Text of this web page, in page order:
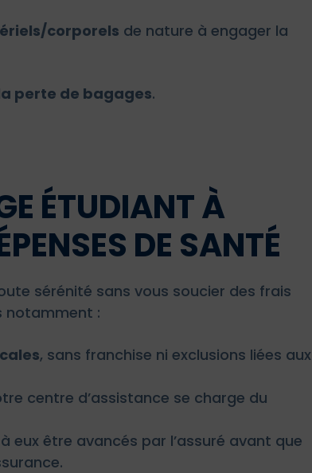
corporels de nature à engager la
perte de bagages.
ÉTUDIANT À
DE SANTÉ
sérénité sans vous soucier des frais
notamment :
, sans franchise ni exclusions liées aux
centre d’assistance se charge du
eux être avancés par l’assuré avant que